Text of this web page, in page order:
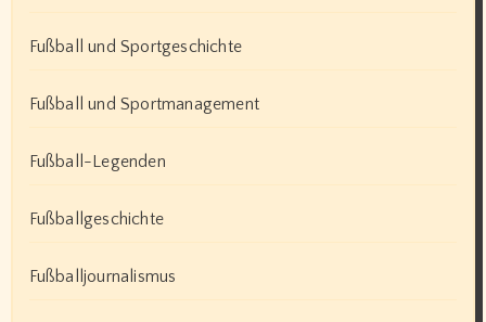
Fußball und Sportgeschichte
Fußball und Sportmanagement
Fußball-Legenden
Fußballgeschichte
Fußballjournalismus